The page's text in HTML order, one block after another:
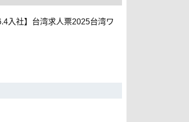
入社】台湾求人票2025台湾ワ